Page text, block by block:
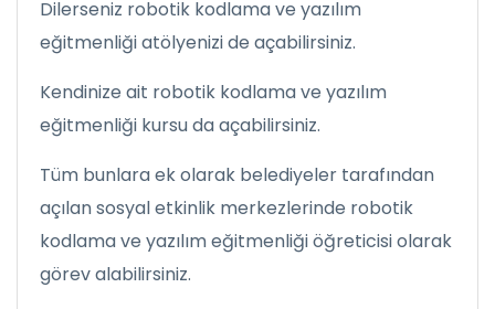
Dilerseniz robotik kodlama ve yazılım
eğitmenliği atölyenizi de açabilirsiniz.
Kendinize ait robotik kodlama ve yazılım
eğitmenliği kursu da açabilirsiniz.
Tüm bunlara ek olarak belediyeler tarafından
açılan sosyal etkinlik merkezlerinde robotik
kodlama ve yazılım eğitmenliği öğreticisi olarak
görev alabilirsiniz.